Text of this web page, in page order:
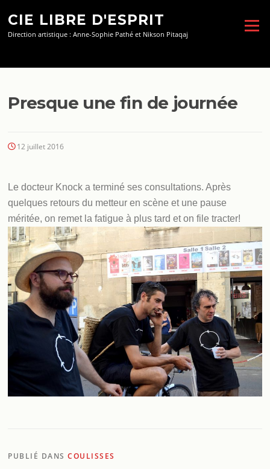
contenu
CIE LIBRE D'ESPRIT
Direction artistique : Anne-Sophie Pathé et Nikson Pitaqaj
Menu
Presque une fin de journée
12 juillet 2016
Le docteur Knock a terminé ses consultations. Après
quelques retours du metteur en scène et une pause
méritée, on remet la fatigue à plus tard et on file tracter!
PUBLIÉ DANSCOULISSES